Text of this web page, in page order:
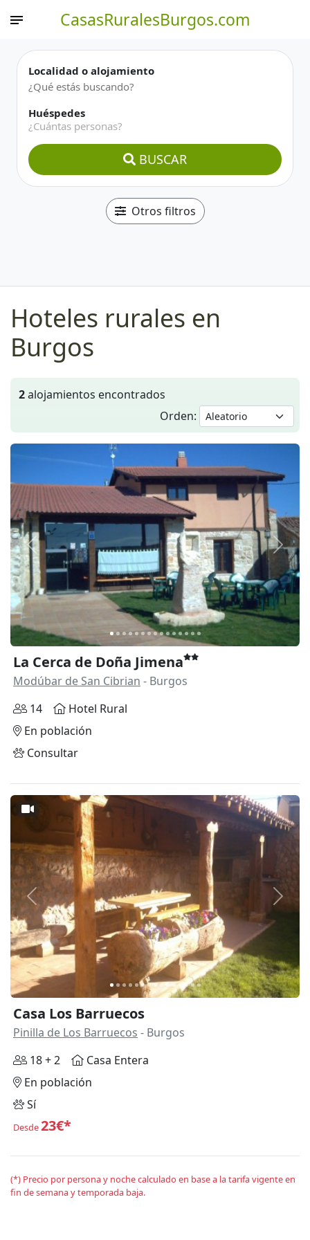
CasasRuralesBurgos.com
Localidad o alojamiento
Huéspedes
¿Cuántas personas?
BUSCAR
Otros filtros
Hoteles rurales en
Burgos
2alojamientos encontrados
Orden:
Anterior
La Cerca de Doña Jimena
Modúbar de San Cibrian - Burgos
14
Hotel Rural
En población
Consultar
Anterior
Casa Los Barruecos
Pinilla de Los Barruecos - Burgos
18 + 2
Casa Entera
En población
Sí
Desde23€*
(*) Precio por persona y noche calculado en base a la tarifa vigente en
fin de semana y temporada baja.